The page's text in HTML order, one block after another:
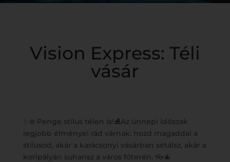
Vision Express: Téli
vásár
✨❄️ Penge stílus télen is!⛸️Az ünnepi időszak
legjobb élményei rád várnak: hozd magaddal a
stílusod, akár a karácsonyi vásárban sétálsz, akár a
koripályán suhansz a város főterén. 👓🎄